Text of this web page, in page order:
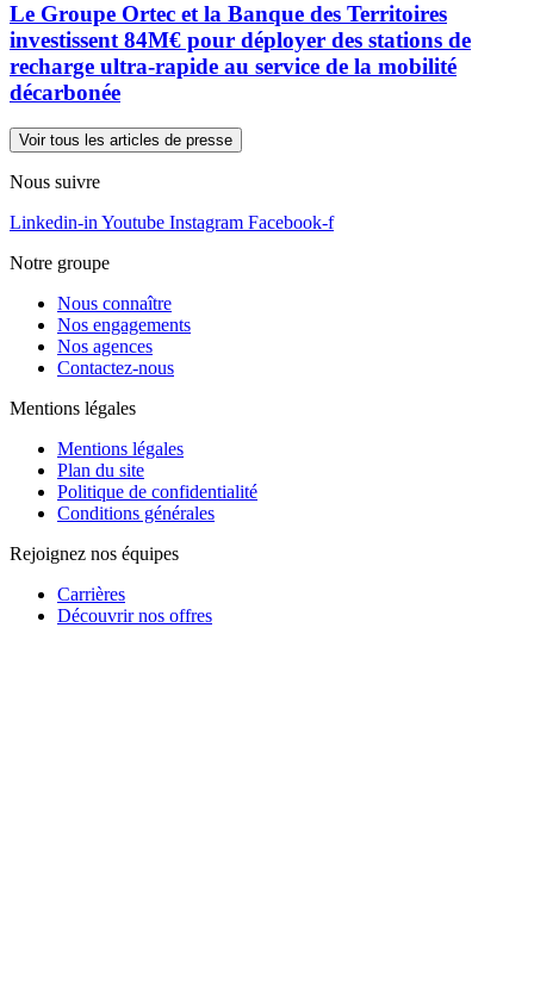
Le Groupe Ortec et la Banque des Territoires
investissent 84M€ pour déployer des stations de
recharge ultra-rapide au service de la mobilité
décarbonée
Voir tous les articles de presse
Nous suivre
Linkedin-in Youtube Instagram Facebook-f
Notre groupe
Nous connaître
Nos engagements
Nos agences
Contactez-nous
Mentions légales
Mentions légales
Plan du site
Politique de confidentialité
Conditions générales
Rejoignez nos équipes
Carrières
Découvrir nos offres